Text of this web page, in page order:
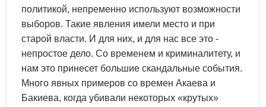
политикой, непременно используют возможности
выборов. Такие явления имели место и при
старой власти. И для них, и для нас все это -
непростое дело. Со временем и криминалитету, и
нам это принесет большие скандальные события.
Много явных примеров со времен Акаева и
Бакиева, когда убивали некоторых «крутых»